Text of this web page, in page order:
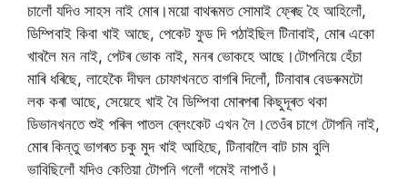
চালোঁ যদিও সাহস নাই মোৰ।ময়ো বাথৰূমত সোমাই ফ্ৰেছ হৈ আহিলোঁ,
ডিম্পিবাই কিবা খাই আছে, পেকেট ফুড দি পঠাইছিল টিনাবাই, মোৰ একো
খাবলৈ মন নাই, পেটৰ ভোক নাই, মনৰ ভোকহে আছে।টোপনিয়ে হেঁচা
মাৰি ধৰিছে, লাহেকৈ দীঘল চোফাখনতে বাগৰি দিলোঁ, টিনাবাৰ বেডৰুমটো
লক কৰা আছে, সেয়েহে খাই বৈ ডিম্পিবা মোৰপৰা কিছুদূৰত থকা
ডিভানখনতে শুই পৰিল পাতল ব্লেংকেট এখন লৈ।তেওঁৰ চাগে টোপনি নাই,
মোৰ কিন্তু ভাগৰত চকু মুদ খাই আহিছে, টিনাবালৈ বাট চাম বুলি
ভাবিছিলোঁ যদিও কেতিয়া টোপনি গলোঁ গমেই নাপাওঁ।